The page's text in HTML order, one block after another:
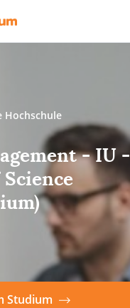
Hochschule
- IU -
Studium